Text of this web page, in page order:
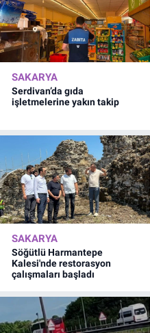
SAKARYA
Serdivan’da gıda
işletmelerine yakın takip
SAKARYA
Söğütlü Harmantepe
Kalesi'nde restorasyon
çalışmaları başladı